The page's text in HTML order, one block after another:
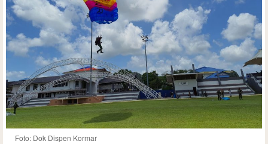
Foto: Dok Dispen Kormar